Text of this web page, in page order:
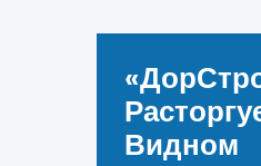
Видном